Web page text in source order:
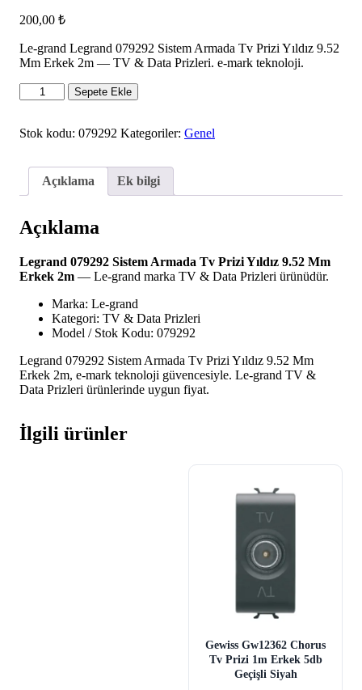
200,00 ₺
Le-grand Legrand 079292 Sistem Armada Tv Prizi Yıldız 9.52
Mm Erkek 2m — TV & Data Prizleri. e-mark teknoloji.
Legrand
079292
Armada
Yıldız
9.52
Erkek
2m
Sepete Ekle
Stok kodu: 079292 Kategoriler: Genel
Açıklama Ek bilgi
Açıklama
Legrand 079292 Sistem Armada Tv Prizi Yıldız 9.52 Mm
Erkek 2m — Le-grand marka TV & Data Prizleri ürünüdür.
Marka: Le-grand
Kategori: TV & Data Prizleri
Model / Stok Kodu: 079292
Legrand 079292 Sistem Armada Tv Prizi Yıldız 9.52 Mm
Erkek 2m, e-mark teknoloji güvencesiyle. Le-grand TV &
Data Prizleri ürünlerinde uygun fiyat.
İlgili ürünler
Gewiss Gw12362 Chorus
Tv Prizi 1m Erkek 5db
Geçişli Siyah